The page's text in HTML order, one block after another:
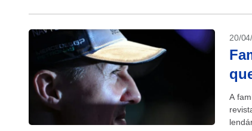
20/
A